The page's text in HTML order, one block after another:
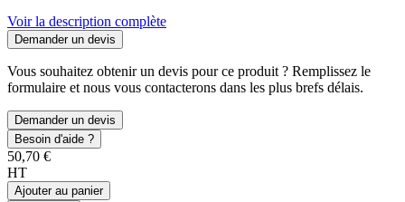
Voir la description complète
Demander un devis
Vous souhaitez obtenir un devis pour ce produit ? Remplissez le
formulaire et nous vous contacterons dans les plus brefs délais.
Demander un devis
Besoin d'aide ?
50,70 €
HT
Ajouter au panier